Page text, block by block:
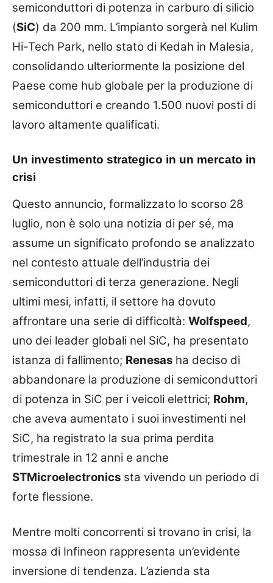
semiconduttori di potenza in carburo di silicio
(SiC) da 200 mm. L’impianto sorgerà nel Kulim
Hi-Tech Park, nello stato di Kedah in Malesia,
consolidando ulteriormente la posizione del
Paese come hub globale per la produzione di
semiconduttori e creando 1.500 nuovi posti di
lavoro altamente qualificati.
Un investimento strategico in un mercato in
crisi
Questo annuncio, formalizzato lo scorso 28
luglio, non è solo una notizia di per sé, ma
assume un significato profondo se analizzato
nel contesto attuale dell’industria dei
semiconduttori di terza generazione. Negli
ultimi mesi, infatti, il settore ha dovuto
affrontare una serie di difficoltà: Wolfspeed,
uno dei leader globali nel SiC, ha presentato
istanza di fallimento; Renesas ha deciso di
abbandonare la produzione di semiconduttori
di potenza in SiC per i veicoli elettrici; Rohm,
che aveva aumentato i suoi investimenti nel
SiC, ha registrato la sua prima perdita
trimestrale in 12 anni e anche
STMicroelectronics sta vivendo un periodo di
forte flessione.
Mentre molti concorrenti si trovano in crisi, la
mossa di Infineon rappresenta un’evidente
inversione di tendenza. L’azienda sta